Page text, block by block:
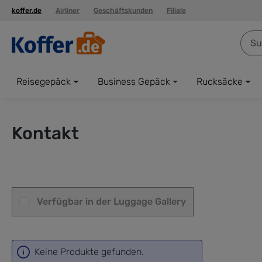
Zur Hauptnavigation springen
koffer.de Airliner Geschäftskunden Filiale
Reisegepäck Business Gepäck Rucksäcke
Kontakt
Verfügbar in der Luggage Gallery
Verfügbar in der Luggage Gallery
Keine Produkte gefunden.